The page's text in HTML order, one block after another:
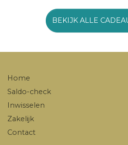
BEKIJK ALLE
Home
Saldo-check
Inwisselen
Zakelijk
Contact